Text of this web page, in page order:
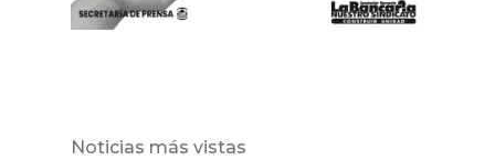
Noticias más vistas